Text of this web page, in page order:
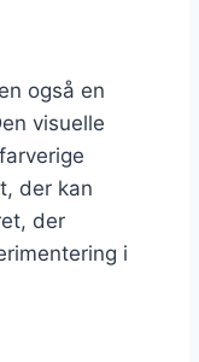
også en
visuelle
der kan
der
i